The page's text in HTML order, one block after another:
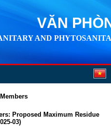
VĂN
AND
Proposed Maximum Residue
03)